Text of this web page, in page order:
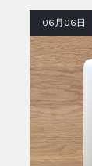
06月06日